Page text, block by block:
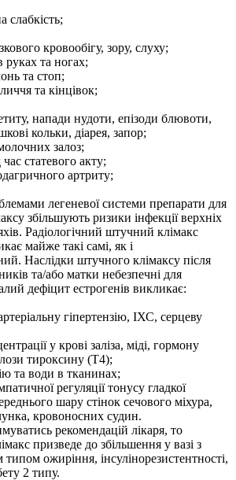
слабкість;
кровообігу, зору, слуху;
та ногах;
та стоп;
та кінцівок;
напади нудоти, епізоди блювоти,
кольки, діарея, запор;
залоз;
час статевого акту;
артриту;
легеневої системи препарати для
збільшують ризики інфекції верхніх
Радіологічний штучний клімакс
майже такі самі, як і
Наслідки штучного клімаксу після
та/або матки небезпечні для
дефіцит естрогенів викликає:
гіпертензію, ІХС, серцеву
у крові заліза, міді, гормону
тироксину (Т4);
та води в тканинах;
регуляції тонусу гладкої
шару стінок сечового міхура,
кровоносних судин.
рекомендацій лікаря, то
призведе до збільшення у вазі з
ожиріння, інсулінорезистентності,
2 типу.